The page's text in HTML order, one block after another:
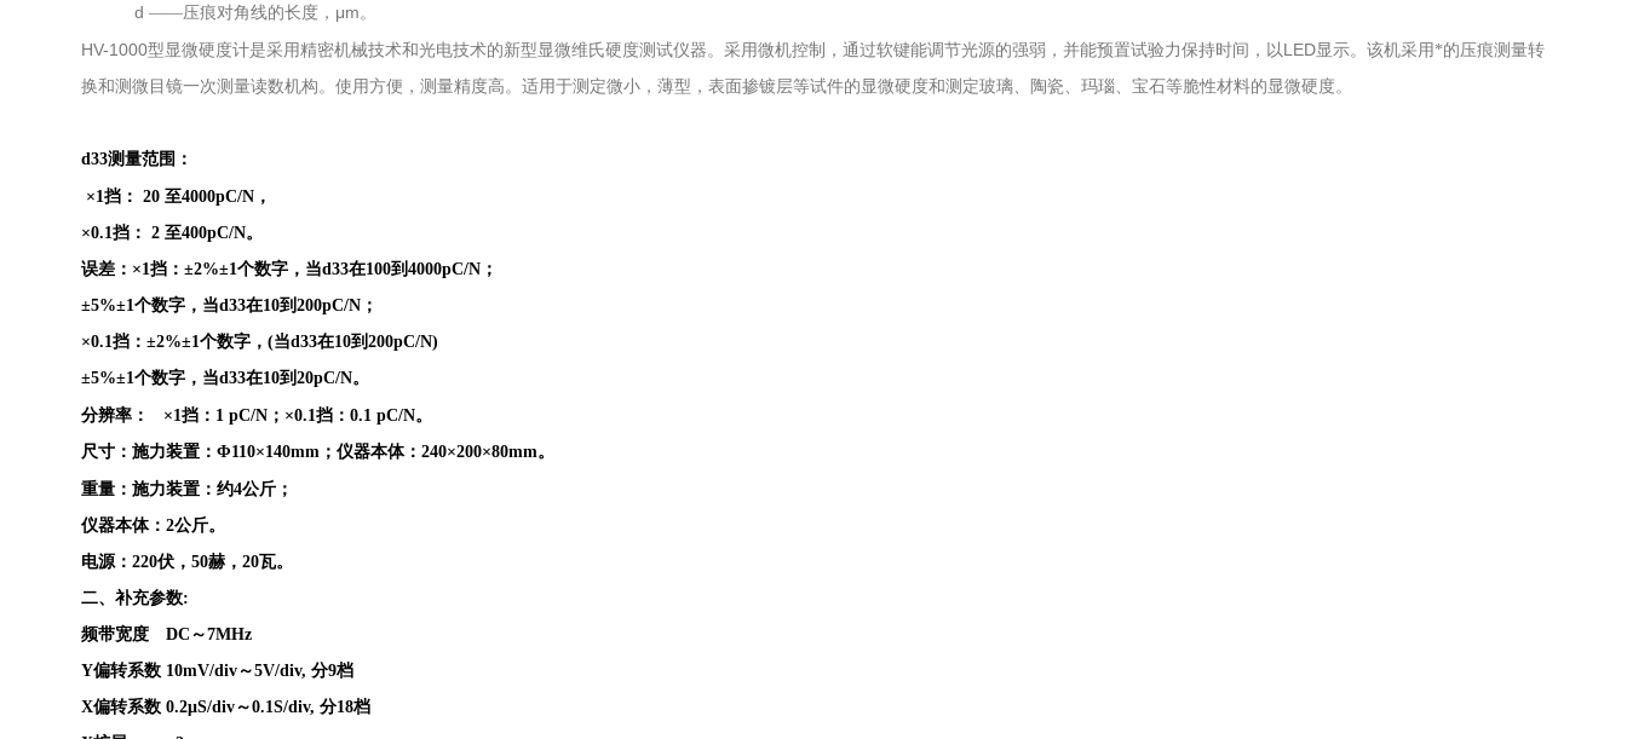
d——压痕对角线的长度， μm 。
HV-1000型显微硬度计是采用精密机械技术和光电技术的新型显微维氏硬度测试仪器。采用微机控制，通过软键能调节光源的强弱，并能预置试验力保持时间，以 LED显示。该机采用*的压痕测量转
换和测微目镜一次测量读数机构。使用方便，测量精度高。适用于测定微小，薄型，表面掺镀层等试件的显微硬度和测定玻璃、陶瓷、玛瑙、宝石等脆性材料的显微硬度。
d33测量范围：
×1挡： 20 至4000pC/N，
×0.1挡： 2 至400pC/N。
误差：×1挡：±2%±1个数字，当d33在100到4000pC/N；
±5%±1个数字，当d33在10到200pC/N；
×0.1挡：±2%±1个数字，(当d33在10到200pC/N)
±5%±1个数字，当d33在10到20pC/N。
分辨率：
×1挡：1 pC/N；×0.1挡：0.1 pC/N。
尺寸：施力装置：Φ110×140mm；仪器本体：240×200×80mm。
重量：施力装置：约4公斤；
仪器本体：2公斤。
电源：220伏，50赫，20瓦。
二、补充参数:
频带宽度
DC ～7MHz
Y偏转系数 10mV/div ～5V/div,分9档
X偏转系数 0.2μS/div ～0.1S/div,分18档